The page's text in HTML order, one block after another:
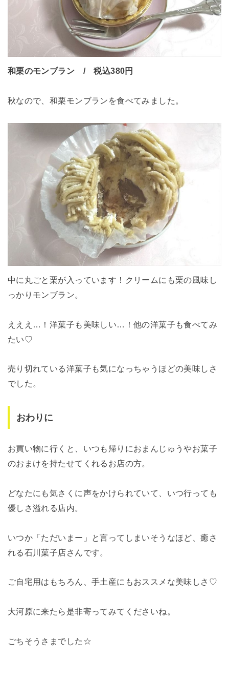
和栗のモンブラン / 税込380円
秋なので、和栗モンブランを食べてみました。
中に丸ごと栗が入っています！クリームにも栗の風味し
っかりモンブラン。
えええ…！洋菓子も美味しい…！他の洋菓子も食べてみ
たい♡
売り切れている洋菓子も気になっちゃうほどの美味しさ
でした。
おわりに
お買い物に行くと、いつも帰りにおまんじゅうやお菓子
のおまけを持たせてくれるお店の方。
どなたにも気さくに声をかけられていて、いつ行っても
優しさ溢れる店内。
いつか「ただいまー」と言ってしまいそうなほど、癒さ
れる石川菓子店さんです。
ご自宅用はもちろん、手土産にもおススメな美味しさ♡
大河原に来たら是非寄ってみてくださいね。
ごちそうさまでした☆